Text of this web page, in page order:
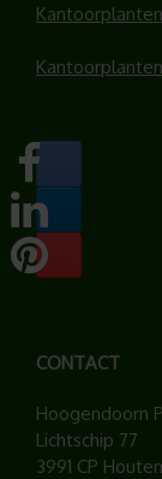
CONTACT
Hoogendoorn
Lichtschip 77
3991 CP Houten